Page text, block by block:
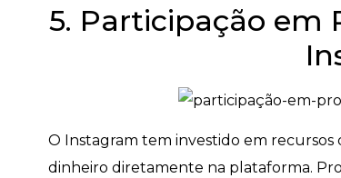
5. Participação em
O Instagram tem investido em
dinheiro diretamente na plataforma.